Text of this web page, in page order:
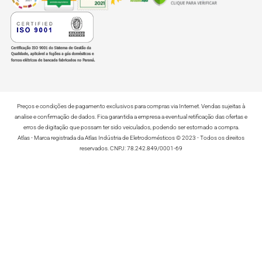
Preços e condições de pagamento exclusivos para compras via Internet. Vendas sujeitas à
analise e confirmação de dados. Fica garantida a empresa a eventual retificação das ofertas e
erros de digitação que possam ter sido veiculados, podendo ser estornado a compra.
Atlas - Marca registrada da Atlas Indústria de Eletrodomésticos © 2023 - Todos os direitos
reservados. CNPJ: 78.242.849/0001-69